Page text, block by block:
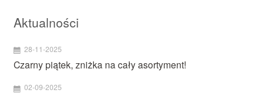
Aktualności
28-11-2025
Czarny piątek, zniżka na cały asortyment!
02-09-2025